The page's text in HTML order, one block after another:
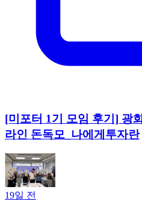
[미포터 1기 모임 후기] 광
라인 돈독모_나에게투자란
19일 전